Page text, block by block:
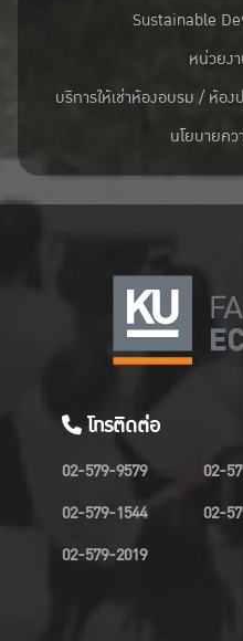
Sustainable
หน่วยง
บริการให้เช่าห้องอบรม / ห้
นโยบายค
โทรติดต่อ
02-579-9579
02-579-1544
02-579-2019
02-
02-